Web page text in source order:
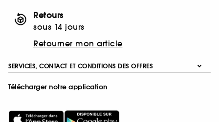
Retours
sous 14 jours
Retourner mon article
SERVICES, CONTACT ET CONDITIONS DES OFFRES
Télécharger notre application